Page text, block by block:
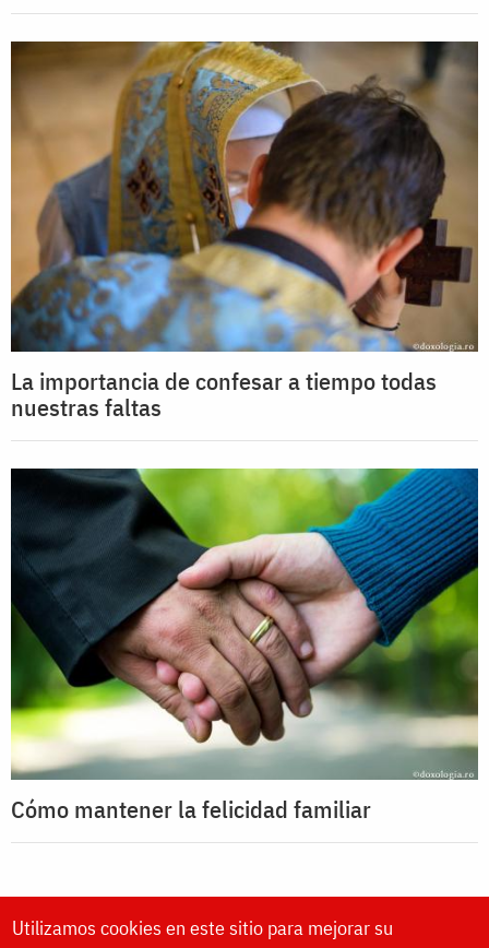
La importancia de confesar a tiempo todas
nuestras faltas
Cómo mantener la felicidad familiar
Utilizamos cookies en este sitio para mejorar su